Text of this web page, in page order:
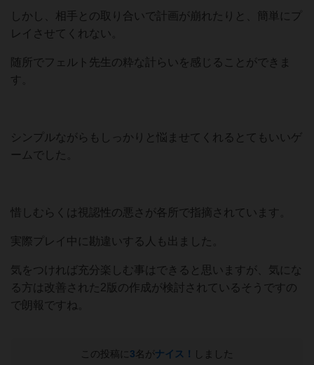
しかし、相手との取り合いで計画が崩れたりと、簡単にプ
レイさせてくれない。
随所でフェルト先生の粋な計らいを感じることができま
す。
シンプルながらもしっかりと悩ませてくれるとてもいいゲ
ームでした。
惜しむらくは視認性の悪さが各所で指摘されています。
実際プレイ中に勘違いする人も出ました。
気をつければ充分楽しむ事はできると思いますが、気にな
る方は改善された2版の作成が検討されているそうですの
で朗報ですね。
この投稿に 3名がナイス！ しました